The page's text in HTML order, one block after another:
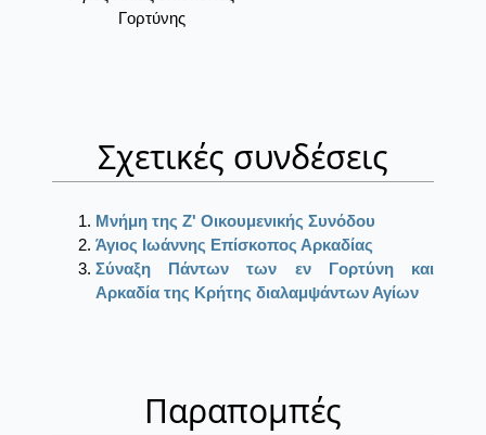
Γορτύνης
Σχετικές συνδέσεις
Μνήμη της Ζ' Οικουμενικής Συνόδου
Άγιος Ιωάννης Επίσκοπος Αρκαδίας
Σύναξη Πάντων των εν Γορτύνη και
Αρκαδία της Κρήτης διαλαμψάντων Αγίων
Παραπομπές